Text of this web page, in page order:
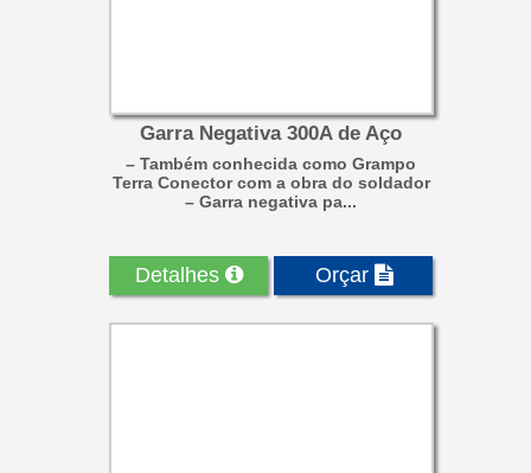
Garra Negativa 300A de Aço
– Também conhecida como Grampo
Terra Conector com a obra do soldador
– Garra negativa pa...
Detalhes Orçar